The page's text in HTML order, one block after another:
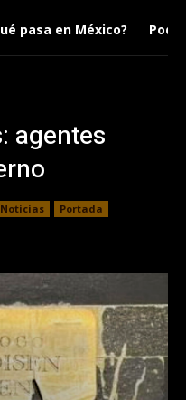
pasa en México?
agentes
Noticias
Portada